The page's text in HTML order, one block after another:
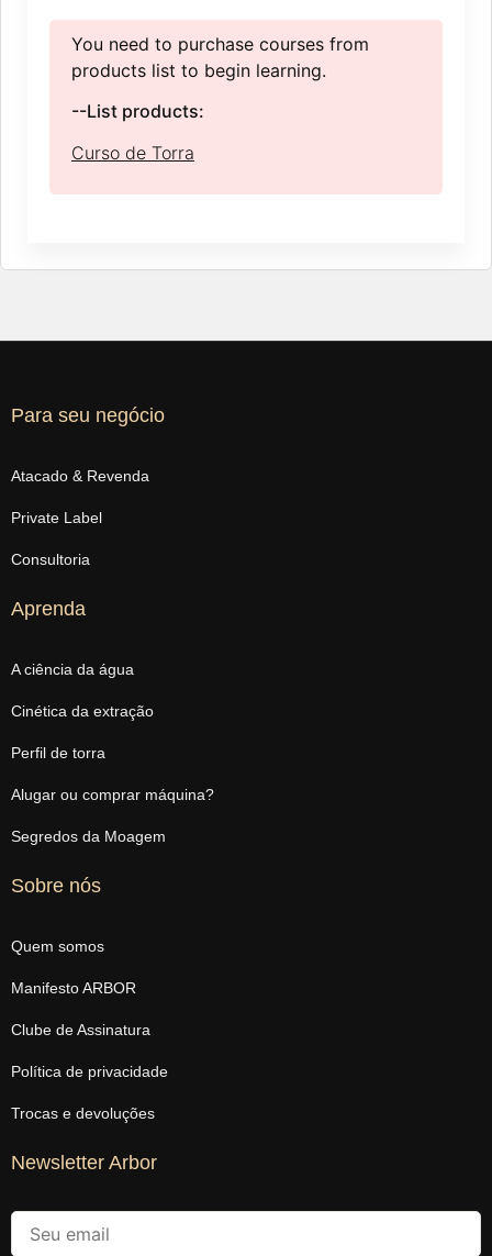
You need to purchase courses from
products list to begin learning.
--List products:
Curso de Torra
Para seu negócio
Atacado & Revenda
Private Label
Consultoria
Aprenda
A ciência da água
Cinética da extração
Perfil de torra
Alugar ou comprar máquina?
Segredos da Moagem
Sobre nós
Quem somos
Manifesto ARBOR
Clube de Assinatura
Política de privacidade
Trocas e devoluções
Newsletter Arbor